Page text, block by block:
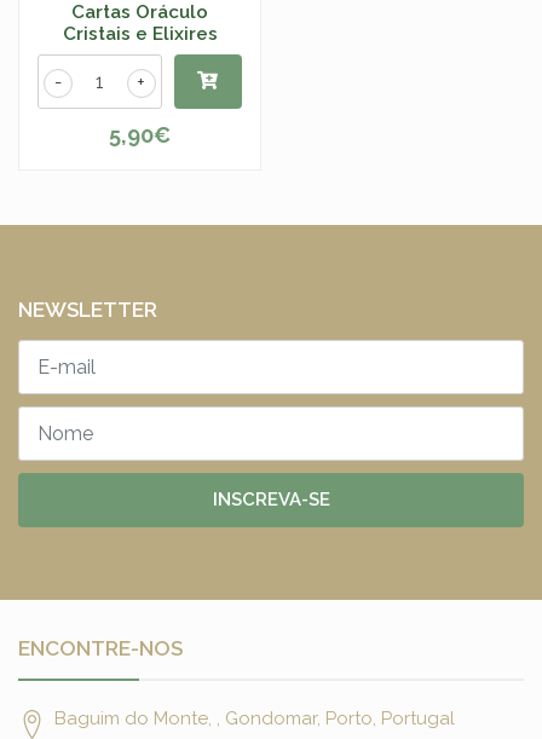
Cartas Oráculo
Cristais e Elixires
+
-
5,90€
NEWSLETTER
INSCREVA-SE
ENCONTRE-NOS
Baguim do Monte, , Gondomar, Porto, Portugal